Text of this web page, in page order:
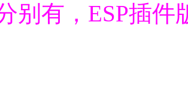
别有，ESP插